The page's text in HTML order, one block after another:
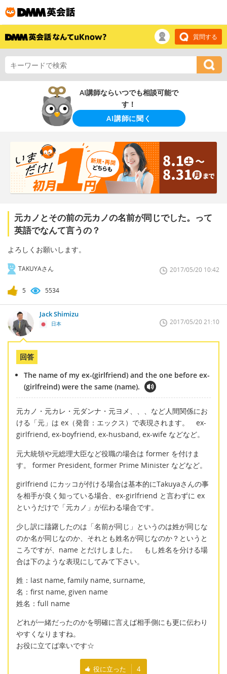
質問する
AI講師ならいつでも相談可能で
す！
AI講師に聞く
元カノとその前の元カノの名前が同じでした。って
英語でなんて言うの？
よろしくお願いします。
TAKUYAさん 2017/05/20 10:42
5 5534
Jack Shimizu
日本 2017/05/20 21:10
回答
The name of my ex-(girlfriend) and the one before ex-
(girlfreind) were the same (name).
元カノ・元カレ・元ダンナ・元ヨメ、、、など人間関係にお
ける「元」は ex（発音：エックス）で表現されます。 ex-
girlfriend, ex-boyfriend, ex-husband, ex-wife などなど。
元大統領や元総理大臣など役職の場合は former を付けま
す。 former President, former Prime Minister などなど。
girlfriend にカッコが付ける場合は基本的にTakuyaさんの事
を相手が良く知っている場合、ex-girlfriend と言わずに ex
というだけで「元カノ」が伝わる場合です。
少し訳に躊躇したのは「名前が同じ」というのは姓が同じな
のか名が同じなのか、それとも姓名が同じなのか？というと
ころですが、name とだけしました。 もし姓名を分ける場
合は下のような表現にしてみて下さい。
姓：last name, family name, surname,
名：first name, given name
姓名：full name
どれが一緒だったのかを明確に言えば相手側にも更に伝わり
やすくなりますね。
お役に立てば幸いです☆
役に立った 4